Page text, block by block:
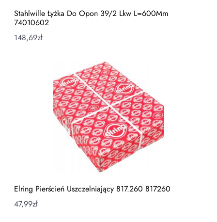
Stahlwille Łyżka Do Opon 39/2 Lkw L=600Mm
74010602
148,69zł
Elring Pierścień Uszczelniający 817.260 817260
47,99zł